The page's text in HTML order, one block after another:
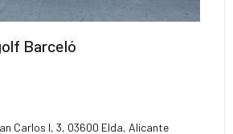
Barceló
Carlos I, 3, 03600 Elda, Alicante